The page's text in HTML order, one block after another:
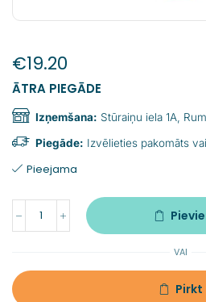
€19.20
ĀTRA PIEGĀDE
Izņemšana: Stūraiņu iela 1A,
Piegāde: Izvēlieties pakomāts
Pieejama
VAI
Pirkt